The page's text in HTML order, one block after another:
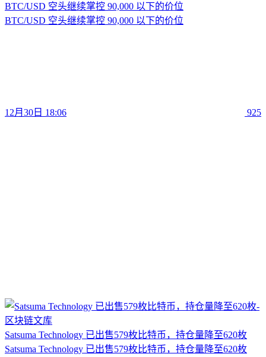
BTC/USD 空头继续掌控 90,000 以下的价位
BTC/USD 空头继续掌控 90,000 以下的价位
12月30日 18:06 925
Satsuma Technology 已出售579枚比特币，持仓量降至620枚
Satsuma Technology 已出售579枚比特币，持仓量降至620枚